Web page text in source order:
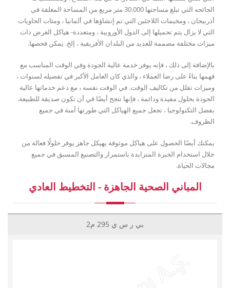
الجائحه التي تبلغ مساحتها 30.000 متر مربع من المساحة المغلقة في
أذربيجان ، ومخيمات اللاجئين التي تم إنشاؤها في ألمانيا ، ومئات الحاويات
التي لا يزال يتم تحميلها إلى الدول الأوروبية ، ومتعددة- هياكل الغرض ذات
ميزات مختلفة مصممة للعديد من البلدان الأفريقية ، إلخ. يمكن فحصها.
بالإضافة إلى ذلك ، فإنه يوفر خدمة عالية الجودة وفي الوقت المناسب مع
فهمها بناءً على رضا العملاء ، والذي كان العامل الأكبر في تفضيله لسنوات ،
وميزات تقلل من تكاليف الوقت. في الوقت نفسه ، مع دعم خدماتها عالية
الجودة بحلول مفيدة ودائمة ، فإنها تنجح أيضًا في أن تكون صديقة للطبيعة.
بفضل التكنولوجيا ، تجعل جميع الهياكل التي طورتها آمنة في جميع
الظروف.
يمكنك أيضًا الحصول على هياكل موثوقة بهيكل جاهز يوفر حلولًا فعالة من
خلال استخدام الخبرة المتزايدة باستمرار والتصنيع المسبق في جميع
مجالات الحياة.
المباني الصحية الجاهزة - التخطيط العادي
بي ر س ي 295 م2